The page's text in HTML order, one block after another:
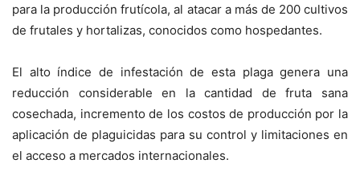
para la producción frutícola, al atacar a más de 200 cultivos
de frutales y hortalizas, conocidos como hospedantes.
El alto índice de infestación de esta plaga genera una
reducción considerable en la cantidad de fruta sana
cosechada, incremento de los costos de producción por la
aplicación de plaguicidas para su control y limitaciones en
el acceso a mercados internacionales.